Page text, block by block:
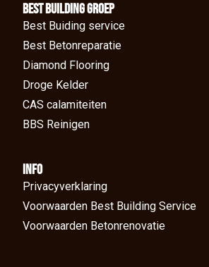
BEst Building groep
Best Buiding service
Best Betonreparatie
Diamond Flooring
Droge Kelder
CAS calamiteiten
BBS Reinigen
Info
Privacyverklaring
Voorwaarden Best Building Service
Voorwaarden Betonrenovatie